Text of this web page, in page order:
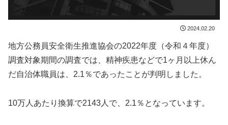
2024.02.20
地方公務員安全衛生推進協会の2022年度（令和４年度）
調査対象期間の調査では、精神疾患などで1ヶ月以上休ん
だ自治体職員は、2.1％であったことが判明しました。
10万人あたり換算で2143人で、2.1％となっています。